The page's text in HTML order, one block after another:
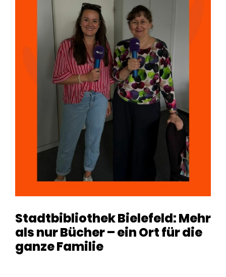
Stadtbibliothek Bielefeld: Mehr
als nur Bücher – ein Ort für die
ganze Familie